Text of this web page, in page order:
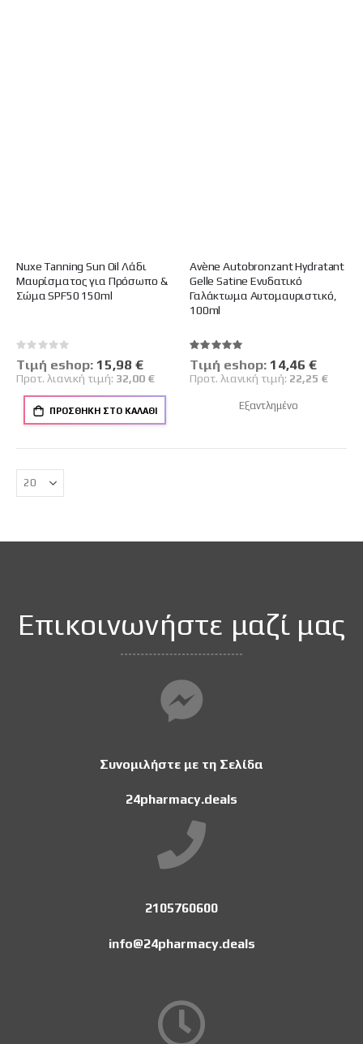
Nuxe Tanning Sun Oil Λάδι
Μαυρίσματος για Πρόσωπο &
Σώμα SPF50 150ml
Rating:
0%
Tιμή eshop: Ειδική
Τιμή
15,98 €
Προτ. λιανική τιμή: 32,00 €
ΠΡΟΣΘΉΚΗ ΣΤΟ ΚΑΛΆΘΙ
Avène Autobronzant Hydratant
Gelle Satine Ενυδατικό
Γαλάκτωμα Αυτομαυριστικό,
100ml
Βαθμολογία:
100%
Tιμή eshop: Ειδική
Τιμή
14,46 €
Προτ. λιανική τιμή: 22,25 €
Εξαντλημένο
Επικοινωνήστε μαζί μας
Συνομιλήστε με τη Σελίδα
24pharmacy.deals
2105760600
info@24pharmacy.deals